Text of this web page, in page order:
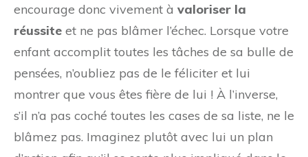
encourage donc vivement à valoriser la
réussite et ne pas blâmer l’échec. Lorsque votre
enfant accomplit toutes les tâches de sa bulle de
pensées, n’oubliez pas de le féliciter et lui
montrer que vous êtes fière de lui ! À l’inverse,
s’il n’a pas coché toutes les cases de sa liste, ne le
blâmez pas. Imaginez plutôt avec lui un plan